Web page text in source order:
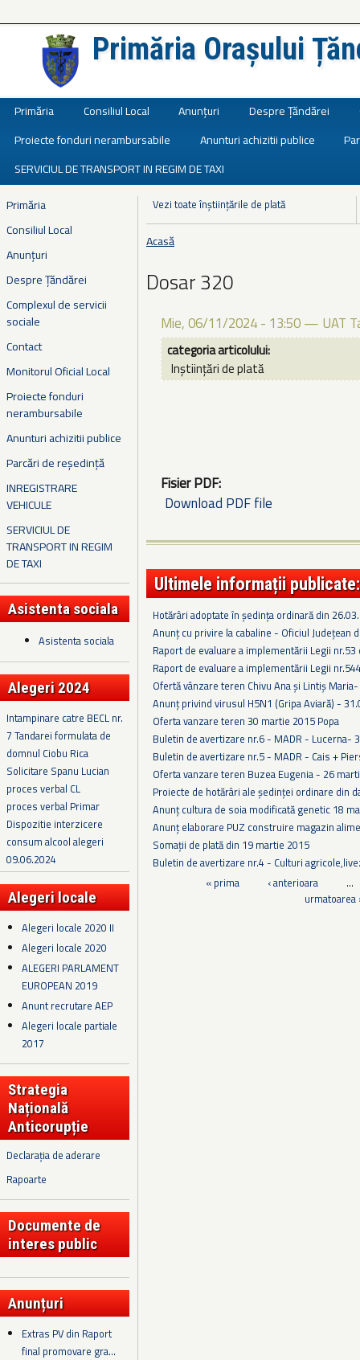
Primăria Orașului
Primăria Consiliul Local Anunțuri Despre Țăndărei
Proiecte fonduri nerambursabile
Anunturi achizitii publice
SERVICIUL DE TRANSPORT IN REGIM DE TAXI
Primăria
Consiliul Local
Anunțuri
Despre Țăndărei
Complexul de servicii
sociale
Contact
Monitorul Oficial Local
Proiecte fonduri
nerambursabile
Anunturi achizitii publice
Parcări de reședință
INREGISTRARE
VEHICULE
SERVICIUL DE
TRANSPORT IN REGIM
DE TAXI
Asistenta sociala
Asistenta sociala
Alegeri 2024
Intampinare catre BECL nr.
7 Tandarei formulata de
domnul Ciobu Rica
Solicitare Spanu Lucian
proces verbal CL
proces verbal Primar
Dispozitie interzicere
consum alcool alegeri
09.06.2024
Alegeri locale
Alegeri locale 2020 II
Alegeri locale 2020
ALEGERI PARLAMENT
EUROPEAN 2019
Anunt recrutare AEP
Alegeri locale partiale
2017
Strategia
Națională
Anticorupție
Declarația de aderare
Rapoarte
Documente de
interes public
Anunțuri
Extras PV din Raport
final promovare gra...
Vezi toate înștiințările de plată
Eşti aici
Acasă
Dosar 320
Mie, 06/11/2024 - 13:50 — UAT
categoria articolului:
Inștiințări de plată
Fisier PDF:
Download PDF file
Ultimele informații publicate:
Hotărâri adoptate în ședința ordinară din
Anunț cu privire la cabaline - Oficiul Județean
Raport de evaluare a implementării Legii
Raport de evaluare a implementării Legii
Ofertă vânzare teren Chivu Ana și Lintiș
Anunț privind virusul H5N1 (Gripa Aviară) -
Oferta vanzare teren 30 martie 2015 Popa
Buletin de avertizare nr.6 - MADR - Lucerna-
Buletin de avertizare nr.5 - MADR - Cais +
Oferta vanzare teren Buzea Eugenia - 26
Proiecte de hotărâri ale ședinței ordinare din
Anunț cultura de soia modificată genetic 18
Anunț elaborare PUZ construire magazin
Somații de plată din 19 martie 2015
Buletin de avertizare nr.4 - Culturi
« prima ‹ anterioara
…
urmatoarea